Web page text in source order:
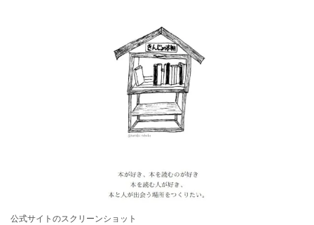
公式サイトのスクリーンショット